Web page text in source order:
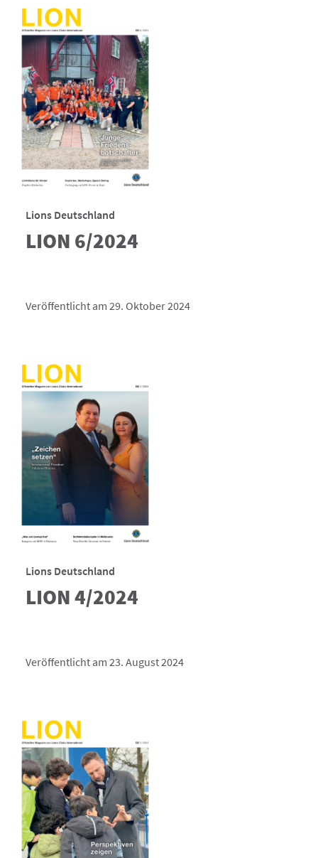
Lions Deutschland
LION 6/2024
Veröffentlicht am 29. Oktober 2024
Lions Deutschland
LION 4/2024
Veröffentlicht am 23. August 2024